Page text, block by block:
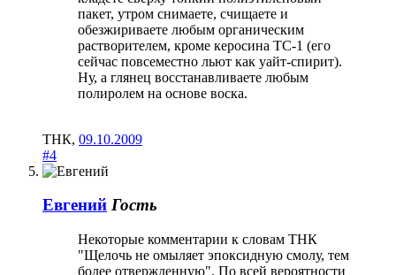
пакет, утром снимаете, счищаете и
обезжириваете любым органическим
растворителем, кроме керосина ТС-1 (его
сейчас повсеместно льют как уайт-спирит).
Ну, а глянец восстанавливаете любым
полиролем на основе воска.
ТНК, 09.10.2009
#4
Евгений Гость
Некоторые комментарии к словам ТНК
"Щелочь не омыляет эпоксидную смолу, тем
более отвержденную". По всей вероятности